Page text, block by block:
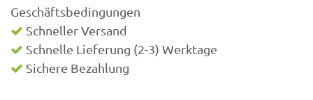
Geschäftsbedingungen
Schneller Versand
Schnelle Lieferung (2-3) Werktage
Sichere Bezahlung